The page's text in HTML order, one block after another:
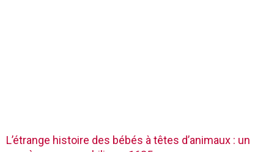
L’étrange histoire des bébés à têtes d’animaux : un